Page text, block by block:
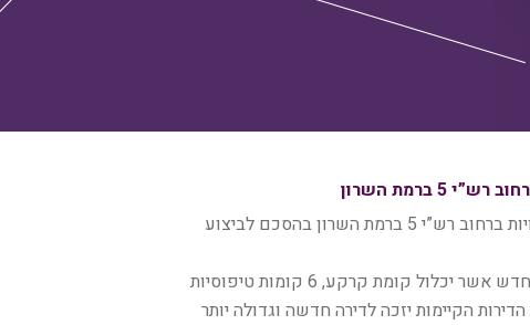
משרדנו, שובל – יושע, משרד עורכי דין, מייצג את בעלי הזכויות ברחוב רש”י 5 ברמת השרון בהסכם לביצוע
העסקה כוללת את הריסת הבניין הקיים וחלף כך הקמת בניין חדש אשר יכלול קומת קרקע, 6 קומות טיפוסיות
כל אחד מבעלי הדירות הקיימות יזכה לדירה חדשה וגדולה יותר